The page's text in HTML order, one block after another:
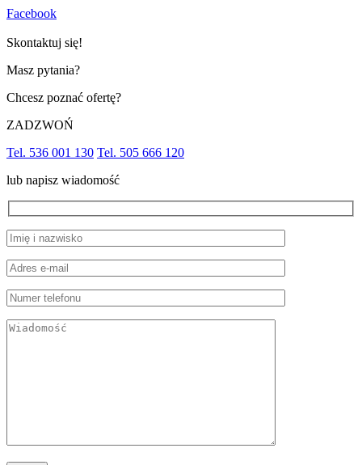
Facebook
Skontaktuj się!
Masz pytania?
Chcesz poznać ofertę?
ZADZWOŃ
Tel. 536 001 130 Tel. 505 666 120
lub napisz wiadomość